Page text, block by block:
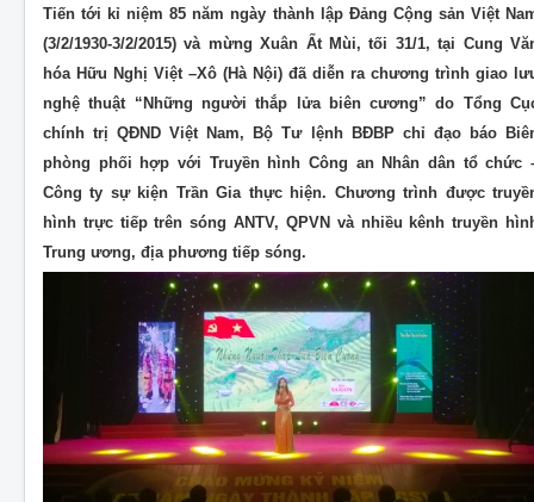
Tiến tới kỉ niệm 85 năm ngày thành lập Đảng Cộng sản Việt
(3/2/1930-3/2/2015) và mừng Xuân Ất Mùi, tối 31/1, tại Cung
hóa Hữu Nghị Việt –Xô (Hà Nội) đã diễn ra chương trình giao
nghệ thuật “Những người thắp lửa biên cương” do Tổng
chính trị QĐND Việt Nam, Bộ Tư lệnh BĐBP chỉ đạo báo
phòng phối hợp với Truyền hình Công an Nhân dân tổ chức
Công ty sự kiện Trần Gia thực hiện. Chương trình được
hình trực tiếp trên sóng ANTV, QPVN và nhiều kênh truyền
Trung ương, địa phương tiếp sóng.